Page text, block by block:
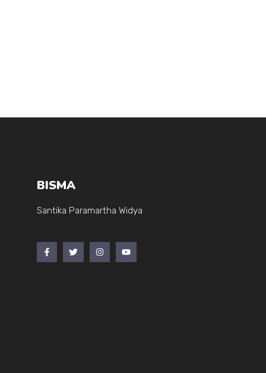
BISMA
Santika Paramartha Widya